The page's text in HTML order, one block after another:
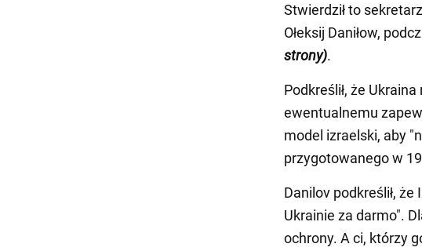
Stwierdził to
Ołeksij Daniłow,
strony).
Podkreślił, że
ewentualnemu
model izraelski, aby
przygotowanego w
Danilov podkreślił,
Ukrainie za darmo".
ochrony. A ci, którzy